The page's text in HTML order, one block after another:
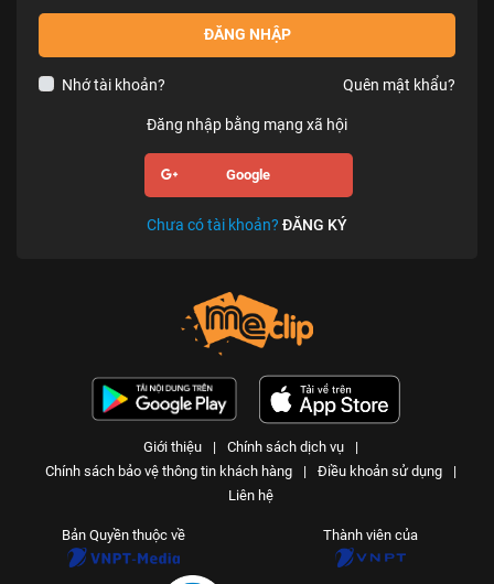
ĐĂNG NHẬP
Nhớ tài khoản? Quên mật khẩu?
Đăng nhập bằng mạng xã hội
Google
Chưa có tài khoản? ĐĂNG KÝ
Giới thiệu | Chính sách dịch vụ
|
Chính sách bảo vệ thông tin khách hàng
| Điều khoản sử dụng
|
Liên hệ
Bản Quyền thuộc về Thành viên của